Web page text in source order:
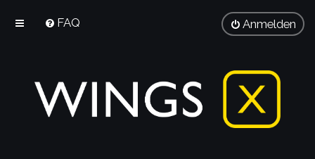
FAQ Anmelden